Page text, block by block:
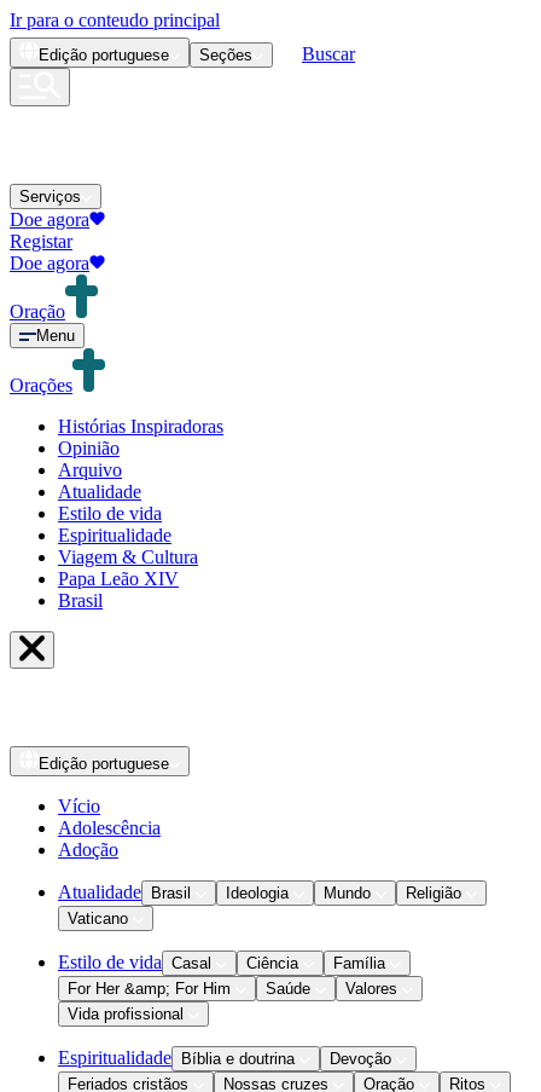
Ir para o conteudo principal
Edição portuguese Seções Buscar
Serviços
Doe agora
Registar
Doe agora
Oração
Menu
Orações
Histórias Inspiradoras
Opinião
Arquivo
Atualidade
Estilo de vida
Espiritualidade
Viagem & Cultura
Papa Leão XIV
Brasil
Edição portuguese
Vício
Adolescência
Adoção
Atualidade Brasil Ideologia Mundo
Religião
Vaticano
Estilo de vida Casal Ciência
Família
For Her &amp; For Him
Saúde
Valores
Vida profissional
Espiritualidade Bíblia e doutrina
Devoção
Feriados cristãos
Nossas cruzes Oração
Ritos